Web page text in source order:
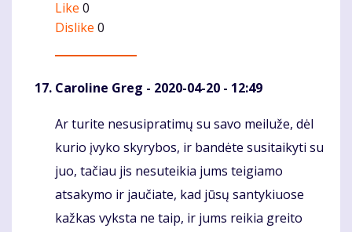
Like 0
Dislike 0
Caroline Greg - 2020-04-20 - 12:49
Komentaras
Ar turite nesusipratimų su savo meiluže, dėl
kurio įvyko skyrybos, ir bandėte susitaikyti su
juo, tačiau jis nesuteikia jums teigiamo
atsakymo ir jaučiate, kad jūsų santykiuose
kažkas vyksta ne taip, ir jums reikia greito